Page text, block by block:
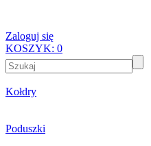
Zaloguj się
KOSZYK: 0
Kołdry
Poduszki